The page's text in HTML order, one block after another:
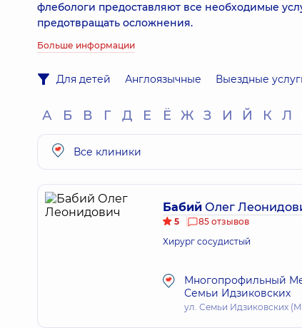
флебологи предоставляют все необходимые
предотвращать осложнения.
Больше информации
Для детей Англоязычные Выездные
А Б В Г Д Е Ё Ж З И Й К Л
Все клиники
Бабий Олег
5
85 отзывов
Хирург сосудистый
Многопрофильный
Семьи Идзиковских
ул. Семьи Идзиковских